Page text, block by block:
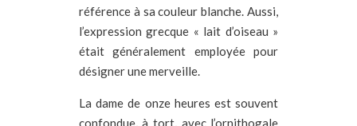
référence à sa couleur blanche. Aussi,
l’expression grecque « lait d’oiseau »
était généralement employée pour
désigner une merveille.
La dame de onze heures est souvent
confondue, à tort, avec l’ornithogale